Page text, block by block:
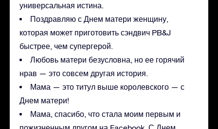
универсальная истина.
Поздравляю с Днем матери женщину,
которая может приготовить сэндвич PB&J
быстрее, чем супергерой.
Любовь матери безусловна, но ее горячий
нрав — это совсем другая история.
Мама — это титул выше королевского — с
Днем матери!
Мама, спасибо, что стала моим первым и